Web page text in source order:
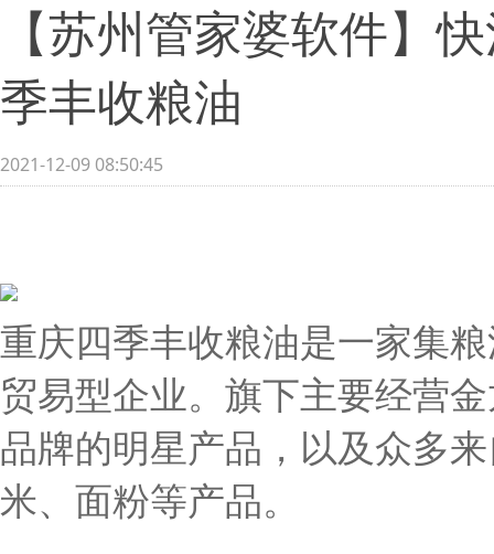
【苏州管家婆软件】
季丰收粮油
2021-12-09 08:50:45
重庆四季丰收粮油是一家集
贸易型企业。旗下主要经营
品牌的明星产品，以及众多
米、面粉等产品。